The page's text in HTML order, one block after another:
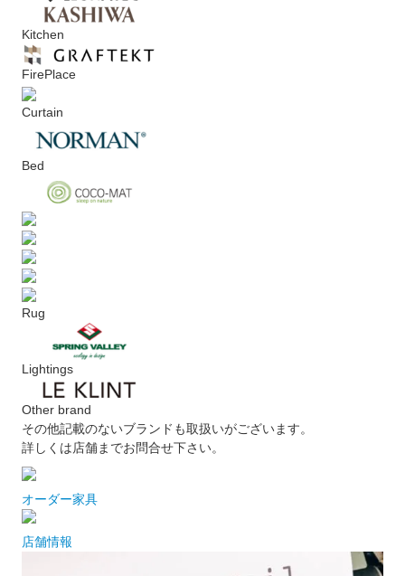
Kitchen
FirePlace
Curtain
Bed
Rug
Lightings
Other brand
その他記載のないブランドも取扱いがございます。
詳しくは店舗までお問合せ下さい。
オーダー家具
店舗情報